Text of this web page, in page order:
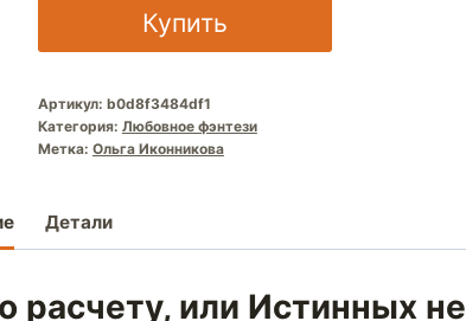
Купить
Артикул: b0d8f3484df1
Категория: Любовное фэнтези
Метка: Ольга Иконникова
Детали
расчету, или Истинных не